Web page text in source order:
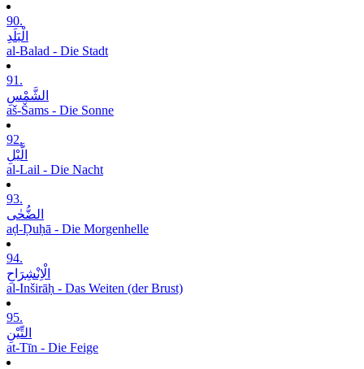
90.
الْبَلَدِ
al-Balad - Die Stadt
91.
الشَّمْسِ
aš-Šams - Die Sonne
92.
الَّیْلِ
al-Lail - Die Nacht
93.
الضُّحٰی
aḍ-Ḍuḥā - Die Morgenhelle
94.
الْاِنْشِرَاحِ
al-Inširāḥ - Das Weiten (der Brust)
95.
التِّیْنِ
at-Tīn - Die Feige